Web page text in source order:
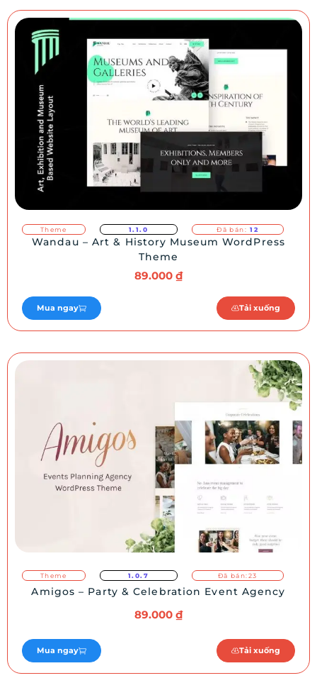
Theme 1.1.0 Đã bán: 12
Wandau – Art & History Museum WordPress
Theme
89.000 ₫
Mua ngay Tải xuống
Theme 1.0.7 Đã bán:23
Amigos – Party & Celebration Event Agency
89.000 ₫
Mua ngay Tải xuống